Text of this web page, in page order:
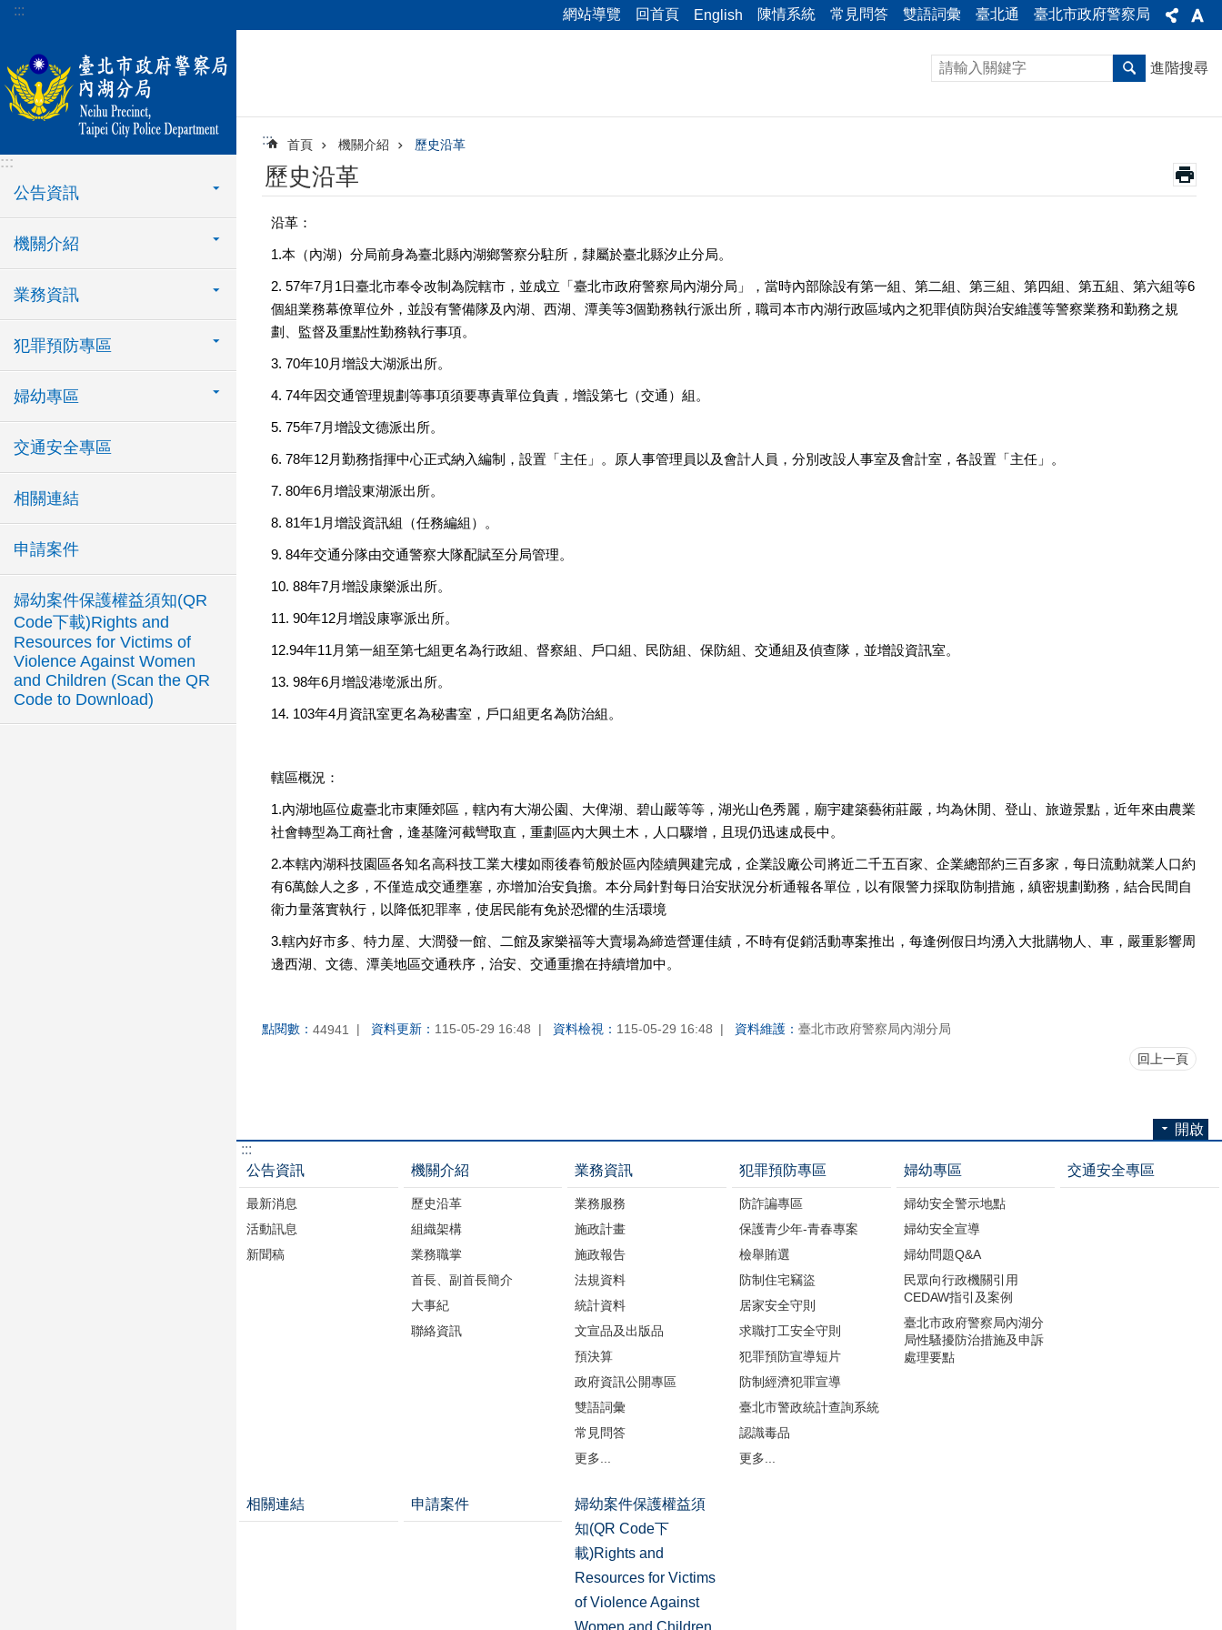
跳到主要內容區塊
::: 網站導覽 回首頁 English 陳情系統 常見問答 雙語詞彙 臺北通 臺北市政府警察局
:::
公告資訊
機關介紹
業務資訊
犯罪預防專區
婦幼專區
交通安全專區
相關連結
申請案件
婦幼案件保護權益須知(QR
Code下載)Rights and
Resources for Victims of
Violence Against Women
and Children (Scan the QR
Code to Download)
進階搜尋
::: 首頁 機關介紹 歷史沿革
歷史沿革
沿革：
1.本（內湖）分局前身為臺北縣內湖鄉警察分駐所，隸屬於臺北縣汐止分局。
2. 57年7月1日臺北市奉令改制為院轄市，並成立「臺北市政府警察局內湖分局」，當時內部除設有第一組、第二組、第三組、第四組、第五組、第六組等6
個組業務幕僚單位外，並設有警備隊及內湖、西湖、潭美等3個勤務執行派出所，職司本市內湖行政區域內之犯罪偵防與治安維護等警察業務和勤務之規
劃、監督及重點性勤務執行事項。
3. 70年10月增設大湖派出所。
4. 74年因交通管理規劃等事項須要專責單位負責，增設第七（交通）組。
5. 75年7月增設文德派出所。
6. 78年12月勤務指揮中心正式納入編制，設置「主任」。原人事管理員以及會計人員，分別改設人事室及會計室，各設置「主任」。
7. 80年6月增設東湖派出所。
8. 81年1月增設資訊組（任務編組）。
9. 84年交通分隊由交通警察大隊配賦至分局管理。
10. 88年7月增設康樂派出所。
11. 90年12月增設康寧派出所。
12.94年11月第一組至第七組更名為行政組、督察組、戶口組、民防組、保防組、交通組及偵查隊，並增設資訊室。
13. 98年6月增設港墘派出所。
14. 103年4月資訊室更名為秘書室，戶口組更名為防治組。
轄區概況：
1.內湖地區位處臺北市東陲郊區，轄內有大湖公園、大俾湖、碧山嚴等等，湖光山色秀麗，廟宇建築藝術莊嚴，均為休閒、登山、旅遊景點，近年來由農業
社會轉型為工商社會，逢基隆河截彎取直，重劃區內大興土木，人口驟增，且現仍迅速成長中。
2.本轄內湖科技園區各知名高科技工業大樓如雨後春筍般於區內陸續興建完成，企業設廠公司將近二千五百家、企業總部約三百多家，每日流動就業人口約
有6萬餘人之多，不僅造成交通壅塞，亦增加治安負擔。本分局針對每日治安狀況分析通報各單位，以有限警力採取防制措施，縝密規劃勤務，結合民間自
衛力量落實執行，以降低犯罪率，使居民能有免於恐懼的生活環境
3.轄內好市多、特力屋、大潤發一館、二館及家樂福等大賣場為締造營運佳績，不時有促銷活動專案推出，每逢例假日均湧入大批購物人、車，嚴重影響周
邊西湖、文德、潭美地區交通秩序，治安、交通重擔在持續增加中。
點閱數： 44941 資料更新： 115-05-29 16:48 資料檢視： 115-05-29 16:48 資料維護： 臺北市政府警察局內湖分局
回上一頁
開啟
:::
公告資訊
最新消息
活動訊息
新聞稿
機關介紹
歷史沿革
組織架構
業務職掌
首長、副首長簡介
大事紀
聯絡資訊
業務資訊
業務服務
施政計畫
施政報告
法規資料
統計資料
文宣品及出版品
預決算
政府資訊公開專區
雙語詞彙
常見問答
更多...
犯罪預防專區
防詐諞專區
保護青少年-青春專案
檢舉賄選
防制住宅竊盜
居家安全守則
求職打工安全守則
犯罪預防宣導短片
防制經濟犯罪宣導
臺北市警政統計查詢系統
認識毒品
更多...
婦幼專區
婦幼安全警示地點
婦幼安全宣導
婦幼問題Q&A
民眾向行政機關引用
CEDAW指引及案例
臺北市政府警察局內湖分
局性騷擾防治措施及申訴
處理要點
交通安全專區
相關連結 申請案件
婦幼案件保護權益須
知(QR Code下
載)Rights and
Resources for Victims
of Violence Against
Women and Children